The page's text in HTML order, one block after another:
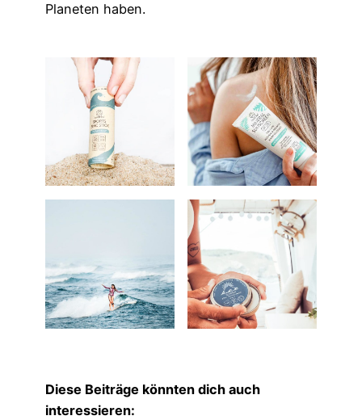
Planeten haben.
Diese Beiträge könnten dich auch
interessieren: